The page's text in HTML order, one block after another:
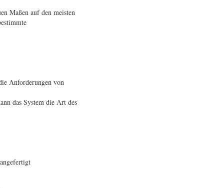
Maßen auf den meisten
Anforderungen von
das System die Art des